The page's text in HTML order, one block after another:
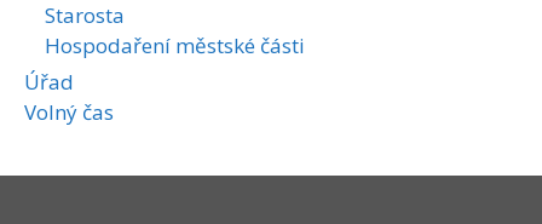
Starosta
Hospodaření městské části
Úřad
Volný čas